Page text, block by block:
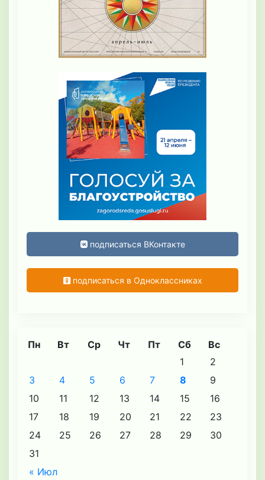
подписаться ВКонтакте
подписаться в Одноклассниках
Пн Вт Ср Чт Пт Сб Вс
« Июл
1
2
3
4 5 6 7 8
9
10
11 12 13 14 15
16
17
18 19 20 21 22
23
24
25 26 27 28 29
30
31